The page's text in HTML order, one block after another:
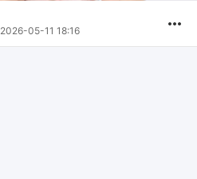
2026-05-11 18:16